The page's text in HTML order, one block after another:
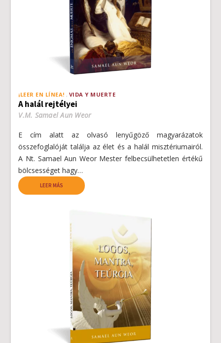
¡LEER EN LÍNEA! VIDA Y MUERTE
A halál rejtélyei
V.M. Samael Aun Weor
E cím alatt az olvasó lenyűgöző magyarázatok
összefoglalóját találja az élet és a halál misztériumairól.
A Nt. Samael Aun Weor Mester felbecsülhetetlen értékű
bölcsességet hagy…
LEER MÁS